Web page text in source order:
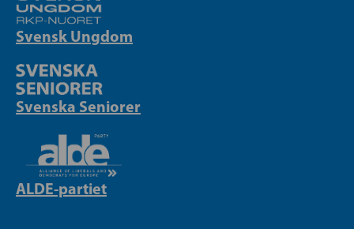
Svensk Ungdom
Svenska Seniorer
ALDE-partiet